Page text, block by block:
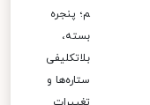
م؛ پنجره
بسته،
بلاتکلیفی
ستاره‌ها و